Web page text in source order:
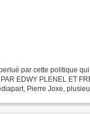
par cette politique
EDWY PLENEL ET
Pierre Joxe,